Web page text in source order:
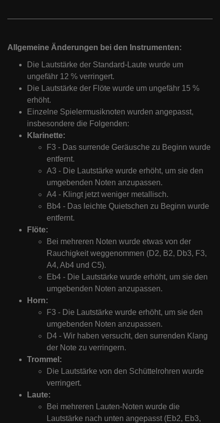
Allgemeine Änderungen bei den Instrumenten:
Die Lautstärke der Standard-Laute wurde um
ungefähr 12 % verringert.
Die Lautstärke der Flöte wurde um ungefähr 15 %
erhöht.
Einzelne Spielermusiknoten wurden angepasst,
insbesondere die Folgenden:
Klarinette:
F3 - Das surrende Geräusche zu Beginn wurde
entfernt.
A3 - Die Lautstärke wurde erhöht, um sie den
umgebenden Noten anzupassen.
A4 - Klingt jetzt weniger metallisch.
Bb4 - Das leichte Quietschen zu Beginn wurde
entfernt.
Flöte:
Bei mehreren Noten wurde etwas von der
Rauchigkeit weggenommen (D2, B2, Db3, F3,
A4, Ab4 und C5).
Eb4 - Die Lautstärke wurde erhöht, um sie den
umgebenden Noten anzupassen.
Horn:
F3 - Die Lautstärke wurde erhöht, um sie den
umgebenden Noten anzupassen.
D4 - Wir haben versucht, den surrenden Klang
der Note zu verringern.
Trommel:
Die Lautstärke von den Schüttelrohren wurde
verringert.
Laute:
Bei mehreren Lauten-Noten wurde die
Lautstärke nach unten angepasst (Eb2, Eb3,